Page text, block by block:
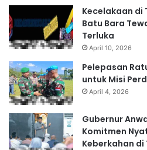
Kecelakaan di
Batu Bara
Terluka
April 10, 2026
Pelepasan
untuk Misi
April 4, 2026
Gubernur
Komitmen
Keberkahan